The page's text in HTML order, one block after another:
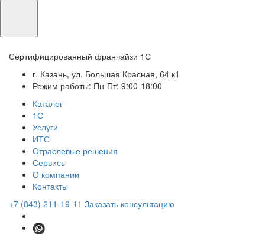
Сертифицированный франчайзи 1С
г. Казань, ул. Большая Красная, 64 к1
Режим работы: Пн-Пт: 9:00-18:00
Каталог
1С
Услуги
ИТС
Отраслевые решения
Сервисы
О компании
Контакты
+7 (843) 211-19-11 Заказать консультацию